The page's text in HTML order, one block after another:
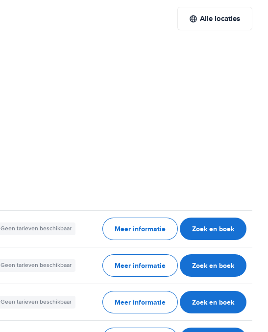
Alle locaties
Geen tarieven beschikbaar Meer informatie Zoek en boek
Geen tarieven beschikbaar Meer informatie Zoek en boek
Geen tarieven beschikbaar Meer informatie Zoek en boek